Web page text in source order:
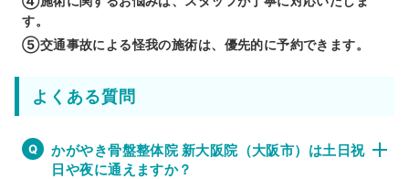
す。
⑤交通事故による怪我の施術は、優先的に予約できます。
よくある質問
かがやき骨盤整体院 新大阪院（大阪市）は土日祝
日や夜に通えますか？